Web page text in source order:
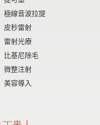
極線音波拉提
皮秒雷射
雷射光療
比基尼除毛
微整注射
美容導入